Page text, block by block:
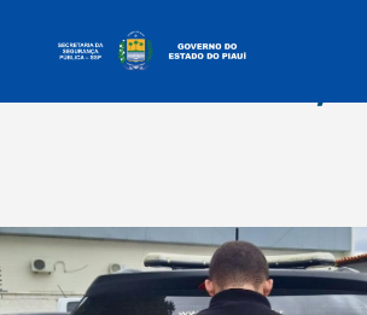
novembro 20,